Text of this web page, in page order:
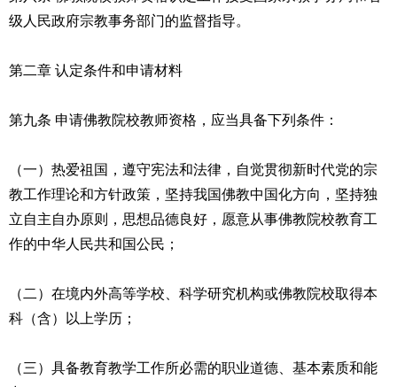
级人民政府宗教事务部门的监督指导。
第二章 认定条件和申请材料
第九条 申请佛教院校教师资格，应当具备下列条件：
（一）热爱祖国，遵守宪法和法律，自觉贯彻新时代党的宗
教工作理论和方针政策，坚持我国佛教中国化方向，坚持独
立自主自办原则，思想品德良好，愿意从事佛教院校教育工
作的中华人民共和国公民；
（二）在境内外高等学校、科学研究机构或佛教院校取得本
科（含）以上学历；
（三）具备教育教学工作所必需的职业道德、基本素质和能